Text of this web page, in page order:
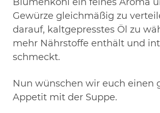
Gewürze gleichmäßig zu
darauf, kaltgepresstes Öl zu
mehr Nährstoffe enthält und
schmeckt.
Nun wünschen wir euch einen
Appetit mit der Suppe.